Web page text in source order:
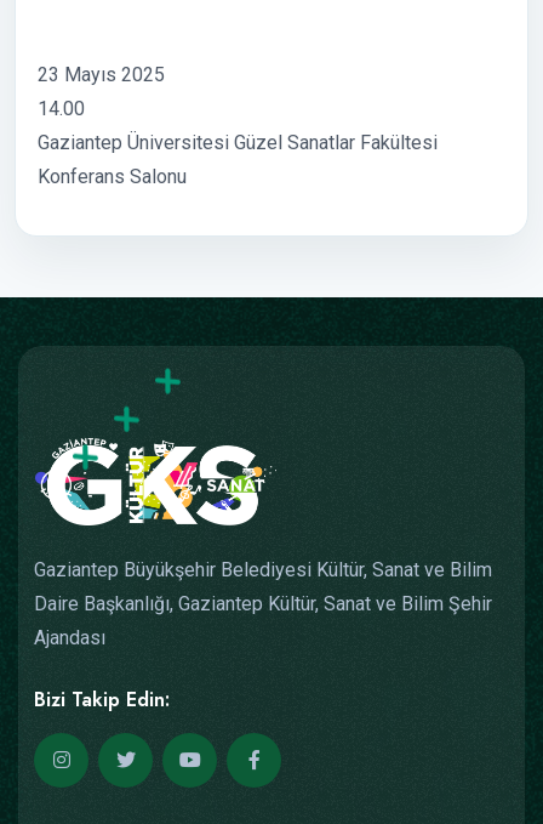
23 Mayıs 2025
14.00
Gaziantep Üniversitesi Güzel Sanatlar Fakültesi
Konferans Salonu
Gaziantep Büyükşehir Belediyesi Kültür, Sanat ve Bilim
Daire Başkanlığı, Gaziantep Kültür, Sanat ve Bilim Şehir
Ajandası
Bizi Takip Edin: